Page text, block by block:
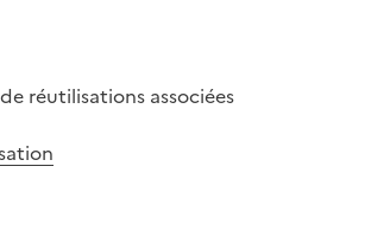
réutilisations associées